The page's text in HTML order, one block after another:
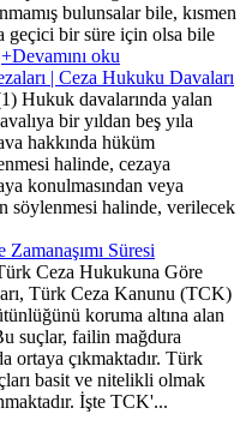
bulunsalar bile, kısmen
geçici bir süre için olsa bile
+Devamını oku
| Ceza Hukuku Davaları
Hukuk davalarında yalan
bir yıldan beş yıla
hakkında hüküm
halinde, cezaya
konulmasından veya
söylenmesi halinde, verilecek
Süresi
Ceza Hukukuna Göre
Türk Ceza Kanunu (TCK)
koruma altına alan
suçlar, failin mağdura
ortaya çıkmaktadır. Türk
basit ve nitelikli olmak
İşte TCK'...